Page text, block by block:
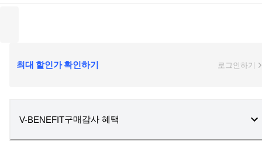
최대 할인가 확인하기 로그인하기
V-BENEFIT구매감사 혜택